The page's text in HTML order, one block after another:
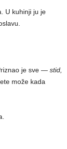
U kuhinji ju je
je sve — stid,
može kada